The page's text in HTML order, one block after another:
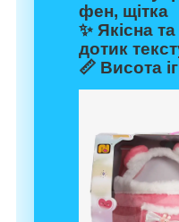
фен, щітка
✨ Якісна
дотик
📏 Висота